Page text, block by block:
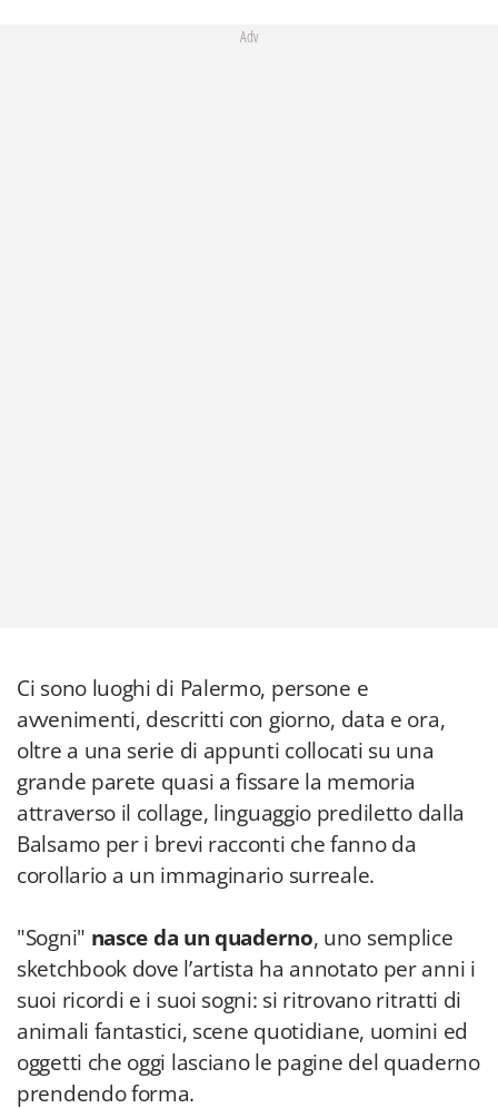
Adv
Ci sono luoghi di Palermo, persone e
avvenimenti, descritti con giorno, data e ora,
oltre a una serie di appunti collocati su una
grande parete quasi a fissare la memoria
attraverso il collage, linguaggio prediletto dalla
Balsamo per i brevi racconti che fanno da
corollario a un immaginario surreale.
"Sogni" nasce da un quaderno, uno semplice
sketchbook dove l’artista ha annotato per anni i
suoi ricordi e i suoi sogni: si ritrovano ritratti di
animali fantastici, scene quotidiane, uomini ed
oggetti che oggi lasciano le pagine del quaderno
prendendo forma.